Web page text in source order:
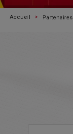
Accueil Partenaires